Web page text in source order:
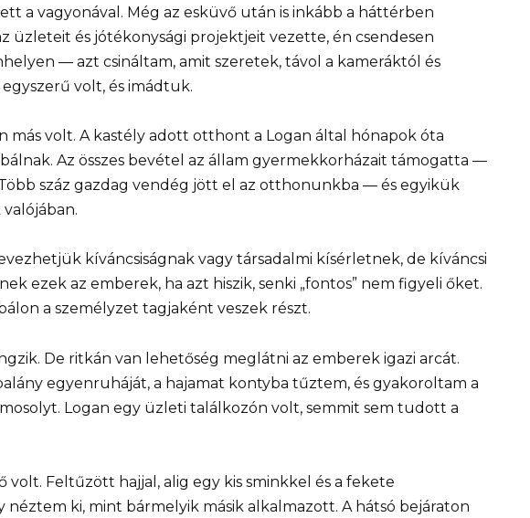
a vagyonával. Még az esküvő után is inkább a háttérben
üzleteit és jótékonysági projektjeit vezette, én csendesen
— azt csináltam, amit szeretek, távol a kameráktól és
volt, és imádtuk.
más volt. A kastély adott otthont a Logan által hónapok óta
Az összes bevétel az állam gyermekkorházait támogatta —
száz gazdag vendég jött el az otthonunkba — és egyikük
kíváncsiságnak vagy társadalmi kísérletnek, de kíváncsi
ezek az emberek, ha azt hiszik, senki „fontos” nem figyeli őket.
a személyzet tagjaként veszek részt.
De ritkán van lehetőség meglátni az emberek igazi arcát.
egyenruháját, a hajamat kontyba tűztem, és gyakoroltam a
Logan egy üzleti találkozón volt, semmit sem tudott a
volt. Feltűzött hajjal, alig egy kis sminkkel és a fekete
ki, mint bármelyik másik alkalmazott. A hátsó bejáraton